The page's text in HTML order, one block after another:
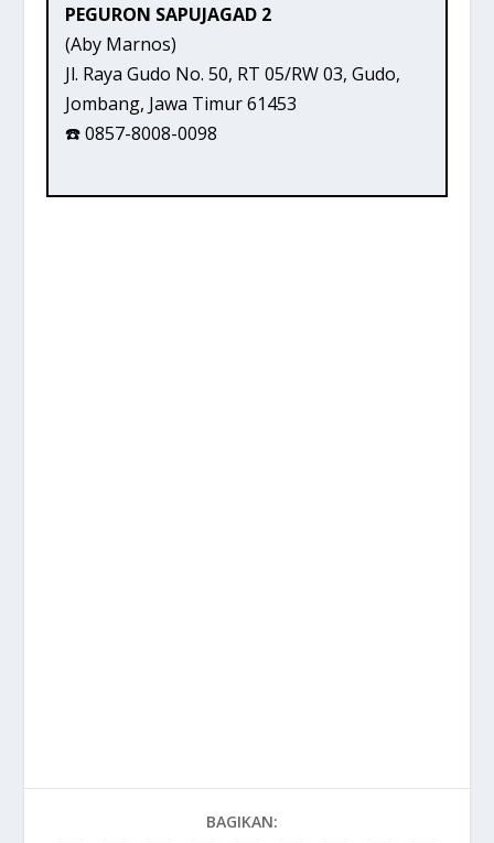
PEGURON SAPUJAGAD 2
(Aby Marnos)
Jl. Raya Gudo No. 50, RT 05/RW 03, Gudo,
Jombang, Jawa Timur 61453
☎️ 0857-8008-0098
BAGIKAN: